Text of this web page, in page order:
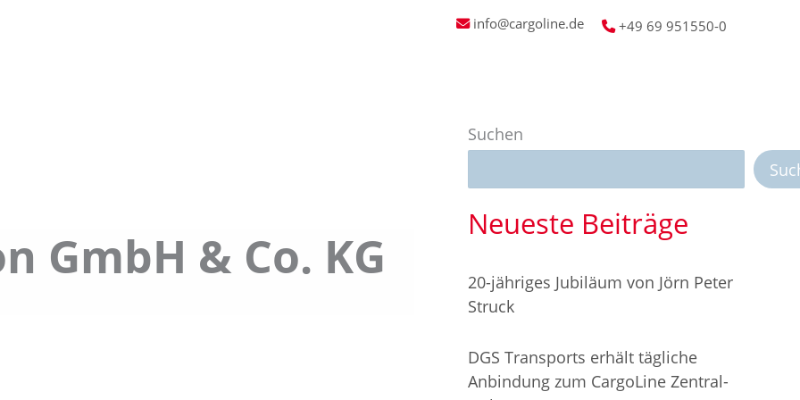
info@cargoline.de +49 69 951550-0
GmbH & Co. KG
Suchen
Neueste Beiträge
20-jähriges Jubiläum von Jörn Peter
Struck
DGS Transports erhält tägliche
Anbindung zum CargoLine Zentral-